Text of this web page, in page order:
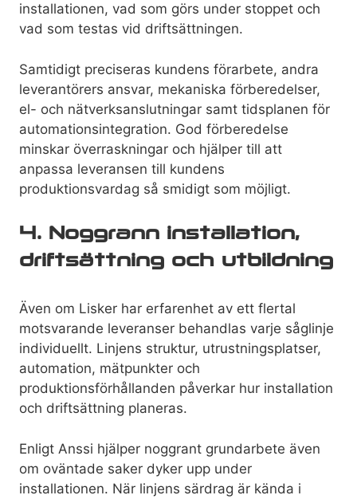
installationen, vad som görs under stoppet och
vad som testas vid driftsättningen.
Samtidigt preciseras kundens förarbete, andra
leverantörers ansvar, mekaniska förberedelser,
el- och nätverksanslutningar samt tidsplanen för
automationsintegration. God förberedelse
minskar överraskningar och hjälper till att
anpassa leveransen till kundens
produktionsvardag så smidigt som möjligt.
4. Noggrann installation,
driftsättning och utbildning
Även om Lisker har erfarenhet av ett flertal
motsvarande leveranser behandlas varje såglinje
individuellt. Linjens struktur, utrustningsplatser,
automation, mätpunkter och
produktionsförhållanden påverkar hur installation
och driftsättning planeras.
Enligt Anssi hjälper noggrant grundarbete även
om oväntade saker dyker upp under
installationen. När linjens särdrag är kända i